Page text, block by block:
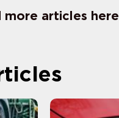
more articles here